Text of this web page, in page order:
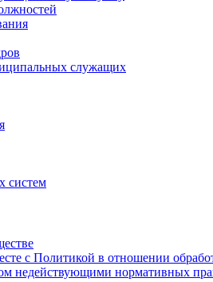
служащих
систем
с Политикой в отношении
недействующими нормативных